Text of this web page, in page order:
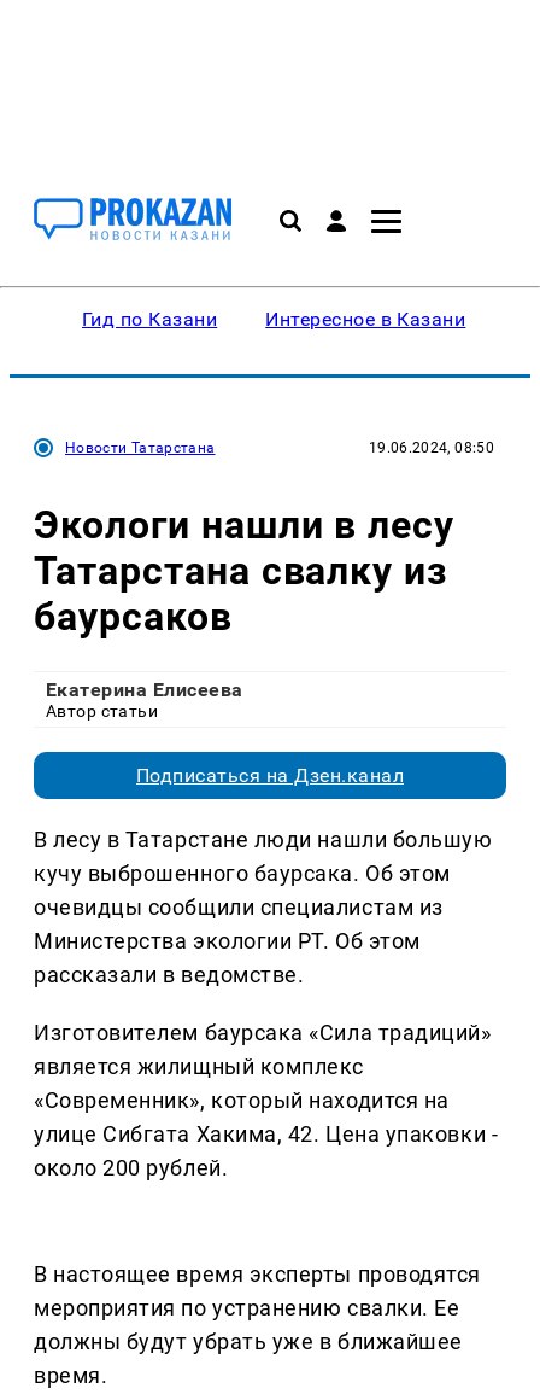
Гид по Казани Интересное в Казани
Новости Татарстана 19.06.2024, 08:50
Экологи нашли в лесу
Татарстана свалку из
баурсаков
Екатерина Елисеева
Автор статьи
Подписаться на Дзен.канал
В лесу в Татарстане люди нашли большую
кучу выброшенного баурсака. Об этом
очевидцы сообщили специалистам из
Министерства экологии РТ. Об этом
рассказали в ведомстве.
Изготовителем баурсака «Сила традиций»
является жилищный комплекс
«Современник», который находится на
улице Сибгата Хакима, 42. Цена упаковки -
около 200 рублей.
В настоящее время эксперты проводятся
мероприятия по устранению свалки. Ее
должны будут убрать уже в ближайшее
время.